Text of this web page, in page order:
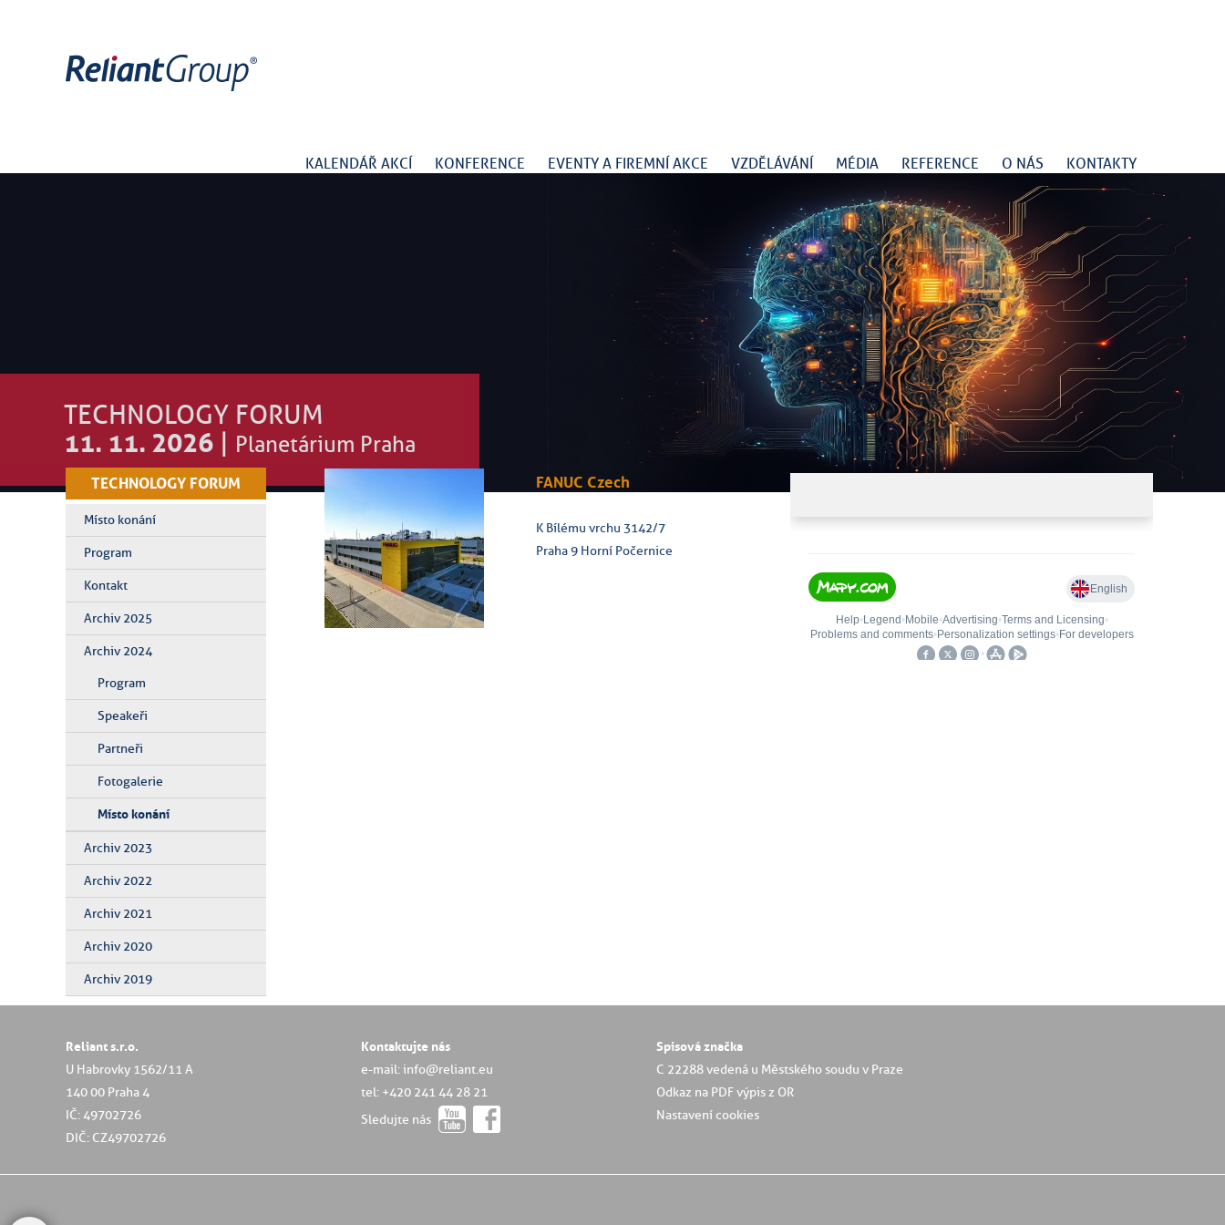
KALENDÁŘ AKCÍ KONFERENCE EVENTY A FIREMNÍ AKCE VZDĚLÁVÁNÍ MÉDIA REFERENCE O NÁS KONTAKTY
TECHNOLOGY FORUM
11. 11. 2026 | Planetárium Praha
TECHNOLOGY FORUM
Místo konání
Program
Kontakt
Archiv 2025
Archiv 2024
Program
Speakeři
Partneři
Fotogalerie
Místo konání
Archiv 2023
Archiv 2022
Archiv 2021
Archiv 2020
Archiv 2019
FANUC Czech
K Bílému vrchu 3142/7
Praha 9 Horní Počernice
Reliant s.r.o.
U Habrovky 1562/11 A
140 00 Praha 4
IČ: 49702726
DIČ: CZ49702726
Kontaktujte nás
e-mail: info@reliant.eu
tel: +420 241 44 28 21
Sledujte nás
Spisová značka
C 22288 vedená u Městského soudu v Praze
Odkaz na PDF výpis z OR
Nastavení cookies